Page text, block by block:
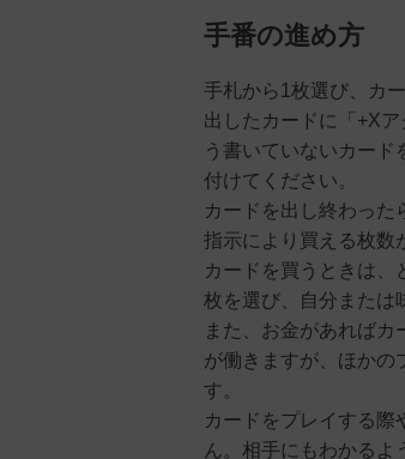
手番の進め方
手札から1枚選び、カ
出したカードに「+X
う書いていないカー
付けてください。
カードを出し終わった
指示により買える枚数
カードを買うときは、
枚を選び、自分または
また、お金があれば
が働きますが、ほかの
す。
カードをプレイする際
ん。相手にもわかるよ